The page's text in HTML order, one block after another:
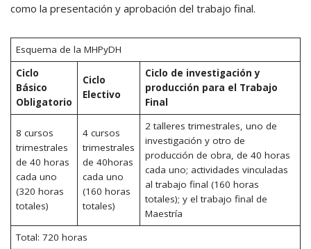
como la presentación y aprobación del trabajo final.
Esquema de la MHPyDH
Ciclo
Básico
Obligatorio
Ciclo
Electivo
Ciclo de investigación y
producción para el Trabajo
Final
8 cursos
trimestrales
de 40 horas
cada uno
(320 horas
totales)
4 cursos
trimestrales
de 40horas
cada uno
(160 horas
totales)
2 talleres trimestrales, uno de
investigación y otro de
producción de obra, de 40 horas
cada uno; actividades vinculadas
al trabajo final (160 horas
totales); y el trabajo final de
Maestría
Total: 720 horas